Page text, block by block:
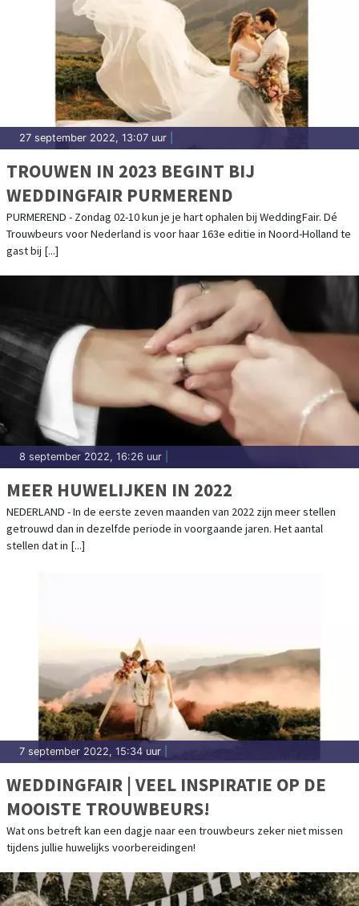
27 september 2022, 13:07 uur
TROUWEN IN 2023 BEGINT BIJ
WEDDINGFAIR PURMEREND
PURMEREND - Zondag 02-10 kun je je hart ophalen bij WeddingFair. Dé
Trouwbeurs voor Nederland is voor haar 163e editie in Noord-Holland te
gast bij [...]
8 september 2022, 16:26 uur
MEER HUWELIJKEN IN 2022
NEDERLAND - In de eerste zeven maanden van 2022 zijn meer stellen
getrouwd dan in dezelfde periode in voorgaande jaren. Het aantal
stellen dat in [...]
7 september 2022, 15:34 uur
WEDDINGFAIR | VEEL INSPIRATIE OP DE
MOOISTE TROUWBEURS!
Wat ons betreft kan een dagje naar een trouwbeurs zeker niet missen
tijdens jullie huwelijks voorbereidingen!